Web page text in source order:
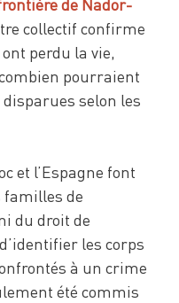
collectif confirme
perdu la vie,
pourraient
selon les
et l’Espagne font
familles de
du droit de
les corps
à un crime
été commis